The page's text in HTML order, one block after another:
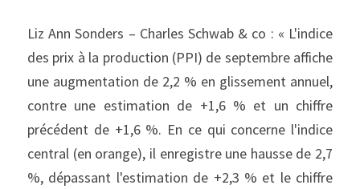
Liz Ann Sonders – Charles Schwab & co : « L'indice
des prix à la production (PPI) de septembre affiche
une augmentation de 2,2 % en glissement annuel,
contre une estimation de +1,6 % et un chiffre
précédent de +1,6 %. En ce qui concerne l'indice
central (en orange), il enregistre une hausse de 2,7
%, dépassant l'estimation de +2,3 % et le chiffre